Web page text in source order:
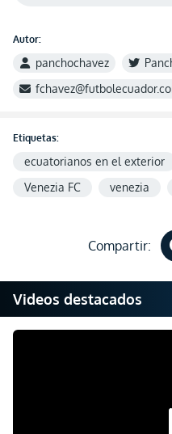
Autor:
panchochavez
Etiquetas:
ecuatorianos en el exterior
Venezia FC
venezia
Compartir:
Videos destacados